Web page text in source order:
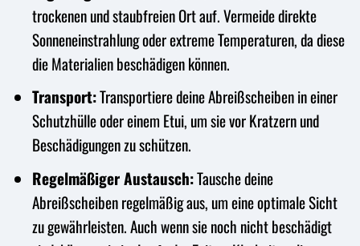
trockenen und staubfreien Ort auf. Vermeide direkte
Sonneneinstrahlung oder extreme Temperaturen, da diese
die Materialien beschädigen können.
Transport:Transportiere deine Abreißscheiben in einer
Schutzhülle oder einem Etui, um sie vor Kratzern und
Beschädigungen zu schützen.
Regelmäßiger Austausch:Tausche deine
Abreißscheiben regelmäßig aus, um eine optimale Sicht
zu gewährleisten. Auch wenn sie noch nicht beschädigt